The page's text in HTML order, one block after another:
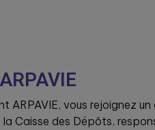
ARPAVIE, vous rejoignez
la Caisse des Dépôts,